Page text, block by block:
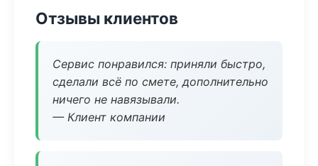
Отзывы клиентов
Сервис понравился: приняли быстро,
сделали всё по смете, дополнительно
ничего не навязывали.
— Клиент компании